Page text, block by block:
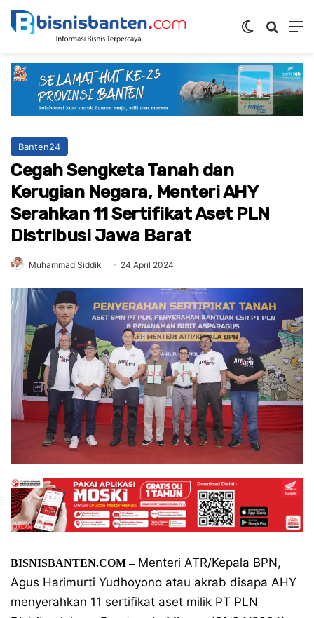
Switch skin
Banten24
Cegah Sengketa Tanah dan
Kerugian Negara, Menteri AHY
Serahkan 11 Sertifikat Aset PLN
Distribusi Jawa Barat
Muhammad Siddik 24 April 2024
BISNISBANTEN.COM –Menteri ATR/Kepala BPN,
Agus Harimurti Yudhoyono atau akrab disapa AHY
menyerahkan 11 sertifikat aset milik PT PLN